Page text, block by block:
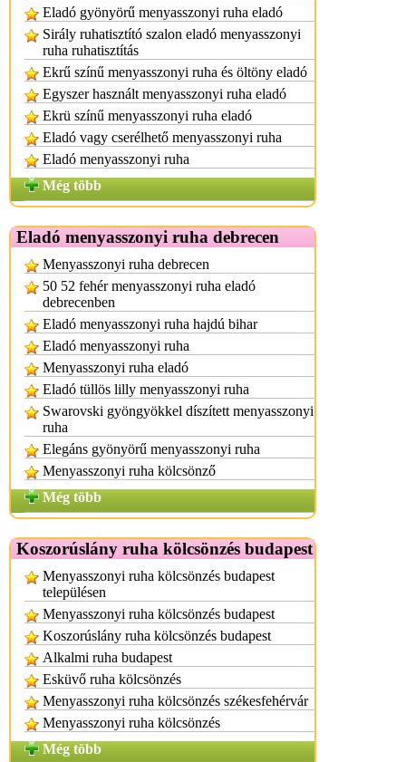
Eladó gyönyörű menyasszonyi ruha eladó
Sirály ruhatisztító szalon eladó menyasszonyi
ruha ruhatisztítás
Ekrű színű menyasszonyi ruha és öltöny eladó
Egyszer használt menyasszonyi ruha eladó
Ekrü színű menyasszonyi ruha eladó
Eladó vagy cserélhető menyasszonyi ruha
Eladó menyasszonyi ruha
Még több
Eladó menyasszonyi ruha debrecen
Menyasszonyi ruha debrecen
50 52 fehér menyasszonyi ruha eladó
debrecenben
Eladó menyasszonyi ruha hajdú bihar
Eladó menyasszonyi ruha
Menyasszonyi ruha eladó
Eladó tüllös lilly menyasszonyi ruha
Swarovski gyöngyökkel díszített menyasszonyi
ruha
Elegáns gyönyörű menyasszonyi ruha
Menyasszonyi ruha kölcsönző
Még több
Koszorúslány ruha kölcsönzés budapest
Menyasszonyi ruha kölcsönzés budapest
településen
Menyasszonyi ruha kölcsönzés budapest
Koszorúslány ruha kölcsönzés budapest
Alkalmi ruha budapest
Esküvő ruha kölcsönzés
Menyasszonyi ruha kölcsönzés székesfehérvár
Menyasszonyi ruha kölcsönzés
Még több